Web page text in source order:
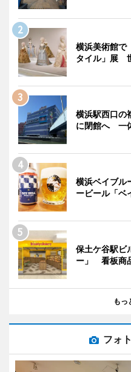
横浜美術館で
タイル」展
横浜駅西口の
に閉館へ 一
横浜ベイブ
ービール「ベ
保土ケ谷駅ビ
ー」 看板商
もっ
フォ